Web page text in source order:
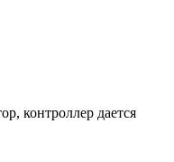
контроллер дается